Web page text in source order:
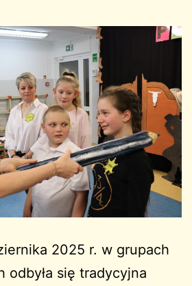
2025 r. w grupach
odbyła się tradycyjna